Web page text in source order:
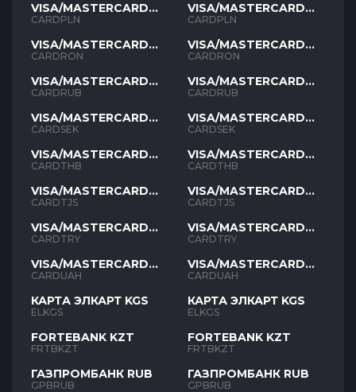
VISA/MASTERCARD
PLN
CARDPLN
VISA/MASTERCARD
RON
CARDRON
VISA/MASTERCARD
RUB
CARDRUB
VISA/MASTERCARD
SEK
CARDSEK
VISA/MASTERCARD
THB
CARDTHB
VISA/MASTERCARD
TJS
CARDTJS
VISA/MASTERCARD
TYR
CARDTRY
VISA/MASTERCARD
UAH
CARDUAH
КАРТА ЭЛКАРТ KGS
ELKGS
FORTEBANK KZT
FRTBKZT
ГАЗПРОМБАНК RUB
GPBRUB
VISA/MASTERCARD
PLN
CARDPLN
VISA/MASTERCARD
RON
CARDRON
VISA/MASTERCARD
RUB
CARDRUB
VISA/MASTERCARD
SEK
CARDSEK
VISA/MASTERCARD
THB
CARDTHB
VISA/MASTERCARD
TJS
CARDTJS
VISA/MASTERCARD
TYR
CARDTRY
VISA/MASTERCARD
UAH
CARDUAH
КАРТА ЭЛКАРТ KGS
ELKGS
FORTEBANK KZT
FRTBKZT
ГАЗПРОМБАНК RUB
GPBRUB